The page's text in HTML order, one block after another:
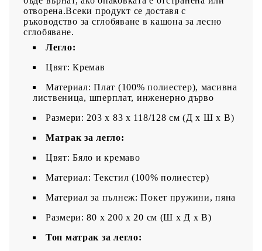
отворена.Всеки продукт се доставя с
ръководство за сглобяване в кашона за лесно
сглобяване.
Легло:
Цвят: Кремав
Материал: Плат (100% полиестер), масивна
лиственица, шперплат, инженерно дърво
Размери: 203 x 83 x 118/128 см (Д x Ш x В)
Матрак за легло:
Цвят: Бяло и кремаво
Материал: Текстил (100% полиестер)
Материал за пълнеж: Покет пружини, пяна
Размери: 80 x 200 x 20 см (Ш x Д x В)
Топ матрак за легло: